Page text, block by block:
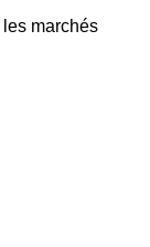
marchés